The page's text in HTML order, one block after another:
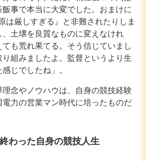
事で本当に大変でした。おまけに
は厳しすぎる』と非難されたりしま
、土壌を良質なものに変えなけれ
も荒れ果てる。そう信じていまし
組みましたよ。監督というより生
じでしたね」。
念やノウハウは、自身の競技経験
電力の営業マン時代に培ったものだ
わった自身の競技人生